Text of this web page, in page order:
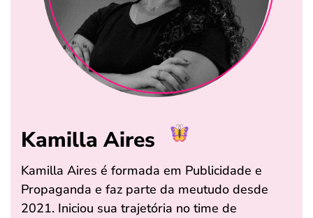
Kamilla Aires
Kamilla Aires é formada em Publicidade e
Propaganda e faz parte da meutudo desde
2021. Iniciou sua trajetória no time de